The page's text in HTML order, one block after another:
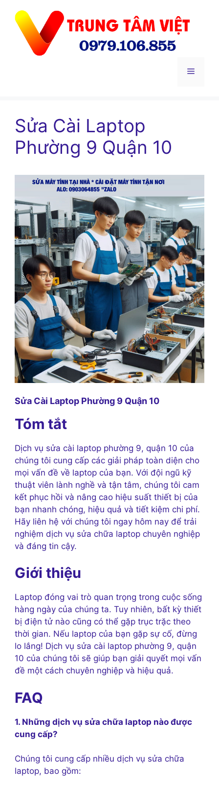
Menu
Sửa Cài Laptop
Phường 9 Quận 10
Sửa Cài Laptop Phường 9 Quận 10
Tóm tắt
Dịch vụ sửa cài laptop phường 9, quận 10 của
chúng tôi cung cấp các giải pháp toàn diện cho
mọi vấn đề về laptop của bạn. Với đội ngũ kỹ
thuật viên lành nghề và tận tâm, chúng tôi cam
kết phục hồi và nâng cao hiệu suất thiết bị của
bạn nhanh chóng, hiệu quả và tiết kiệm chi phí.
Hãy liên hệ với chúng tôi ngay hôm nay để trải
nghiệm dịch vụ sửa chữa laptop chuyên nghiệp
và đáng tin cậy.
Giới thiệu
Laptop đóng vai trò quan trọng trong cuộc sống
hàng ngày của chúng ta. Tuy nhiên, bất kỳ thiết
bị điện tử nào cũng có thể gặp trục trặc theo
thời gian. Nếu laptop của bạn gặp sự cố, đừng
lo lắng! Dịch vụ sửa cài laptop phường 9, quận
10 của chúng tôi sẽ giúp bạn giải quyết mọi vấn
đề một cách chuyên nghiệp và hiệu quả.
FAQ
1. Những dịch vụ sửa chữa laptop nào được
cung cấp?
Chúng tôi cung cấp nhiều dịch vụ sửa chữa
laptop, bao gồm: